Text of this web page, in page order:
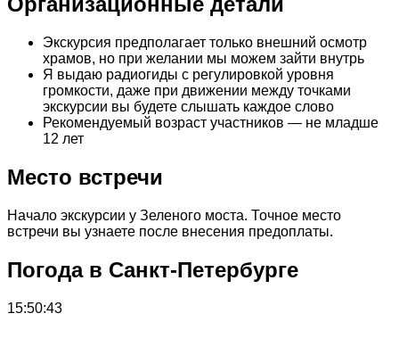
Экскурсия предполагает только внешний осмотр
храмов, но при желании мы можем зайти внутрь
Я выдаю радиогиды с регулировкой уровня
громкости, даже при движении между точками
экскурсии вы будете слышать каждое слово
Рекомендуемый возраст участников — не младше
12 лет
Место встречи
Начало экскурсии у Зеленого моста. Точное место
встречи вы узнаете после внесения предоплаты.
Погода в Санкт-Петербурге
15:50:43